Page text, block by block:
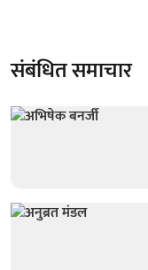
संबंधित समाचार